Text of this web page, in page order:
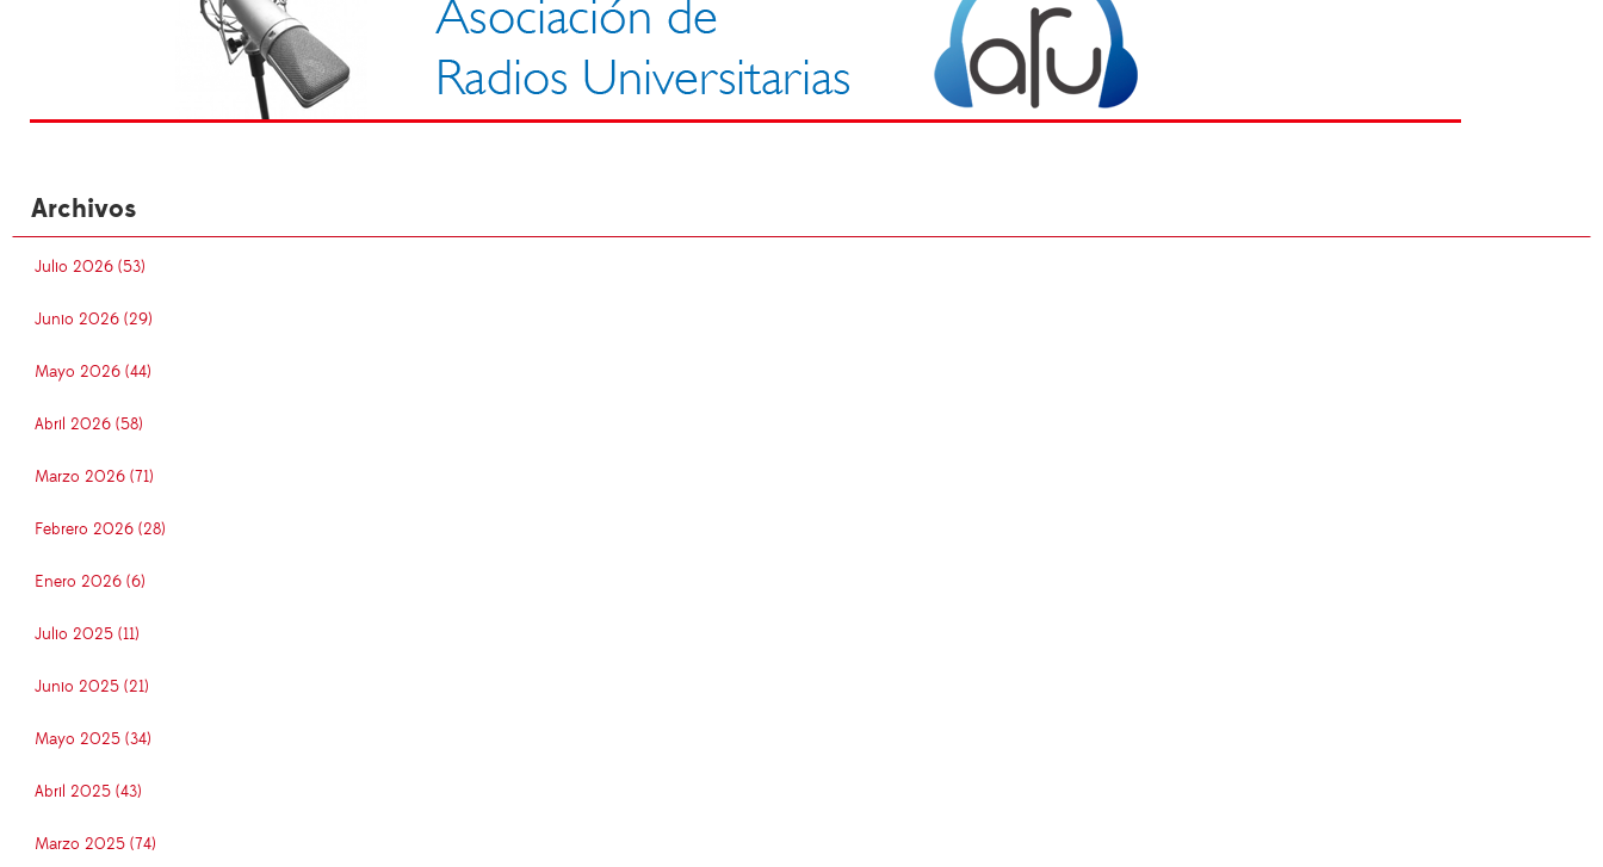
Archivos
Julio 2026 (53)
Junio 2026 (29)
Mayo 2026 (44)
Abril 2026 (58)
Marzo 2026 (71)
Febrero 2026 (28)
Enero 2026 (6)
Julio 2025 (11)
Junio 2025 (21)
Mayo 2025 (34)
Abril 2025 (43)
Marzo 2025 (74)